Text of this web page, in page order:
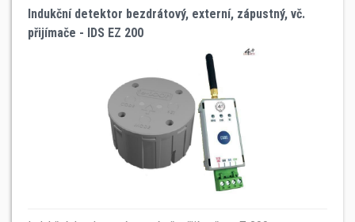
Indukční detektor bezdrátový, externí, zápustný, vč.
přijímače - IDS EZ 200